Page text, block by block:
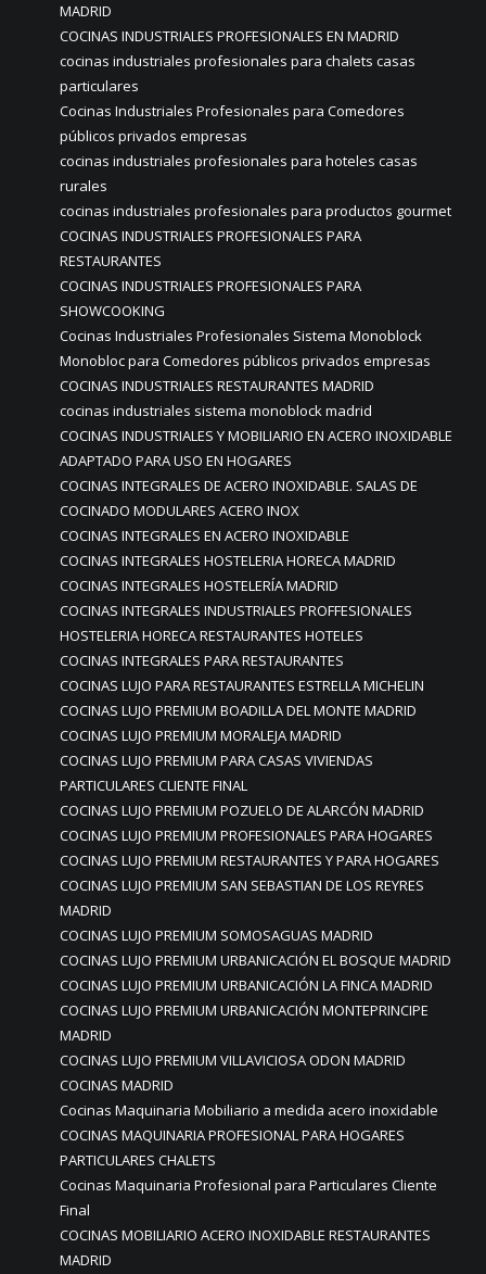
MADRID
COCINAS INDUSTRIALES PROFESIONALES EN MADRID
cocinas industriales profesionales para chalets casas
particulares
Cocinas Industriales Profesionales para Comedores
públicos privados empresas
cocinas industriales profesionales para hoteles casas
rurales
cocinas industriales profesionales para productos gourmet
COCINAS INDUSTRIALES PROFESIONALES PARA
RESTAURANTES
COCINAS INDUSTRIALES PROFESIONALES PARA
SHOWCOOKING
Cocinas Industriales Profesionales Sistema Monoblock
Monobloc para Comedores públicos privados empresas
COCINAS INDUSTRIALES RESTAURANTES MADRID
cocinas industriales sistema monoblock madrid
COCINAS INDUSTRIALES Y MOBILIARIO EN ACERO INOXIDABLE
ADAPTADO PARA USO EN HOGARES
COCINAS INTEGRALES DE ACERO INOXIDABLE. SALAS DE
COCINADO MODULARES ACERO INOX
COCINAS INTEGRALES EN ACERO INOXIDABLE
COCINAS INTEGRALES HOSTELERIA HORECA MADRID
COCINAS INTEGRALES HOSTELERÍA MADRID
COCINAS INTEGRALES INDUSTRIALES PROFFESIONALES
HOSTELERIA HORECA RESTAURANTES HOTELES
COCINAS INTEGRALES PARA RESTAURANTES
COCINAS LUJO PARA RESTAURANTES ESTRELLA MICHELIN
COCINAS LUJO PREMIUM BOADILLA DEL MONTE MADRID
COCINAS LUJO PREMIUM MORALEJA MADRID
COCINAS LUJO PREMIUM PARA CASAS VIVIENDAS
PARTICULARES CLIENTE FINAL
COCINAS LUJO PREMIUM POZUELO DE ALARCÓN MADRID
COCINAS LUJO PREMIUM PROFESIONALES PARA HOGARES
COCINAS LUJO PREMIUM RESTAURANTES Y PARA HOGARES
COCINAS LUJO PREMIUM SAN SEBASTIAN DE LOS REYRES
MADRID
COCINAS LUJO PREMIUM SOMOSAGUAS MADRID
COCINAS LUJO PREMIUM URBANICACIÓN EL BOSQUE MADRID
COCINAS LUJO PREMIUM URBANICACIÓN LA FINCA MADRID
COCINAS LUJO PREMIUM URBANICACIÓN MONTEPRINCIPE
MADRID
COCINAS LUJO PREMIUM VILLAVICIOSA ODON MADRID
COCINAS MADRID
Cocinas Maquinaria Mobiliario a medida acero inoxidable
COCINAS MAQUINARIA PROFESIONAL PARA HOGARES
PARTICULARES CHALETS
Cocinas Maquinaria Profesional para Particulares Cliente
Final
COCINAS MOBILIARIO ACERO INOXIDABLE RESTAURANTES
MADRID